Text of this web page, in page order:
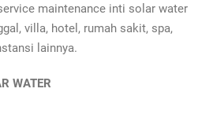
maintenance inti solar water
villa, hotel, rumah sakit, spa,
lainnya.
WATER